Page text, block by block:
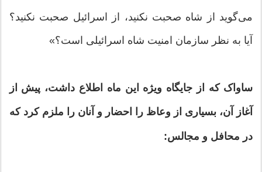
می‌گوید از شاه صحبت نکنید، از اسرائیل صحبت نکنید؟
آیا به نظر سازمان امنیت شاه اسرائیلی است؟»
ساواک که از جایگاه ویژه این ماه اطلاع داشت، پیش از
آغاز آن، بسیاری از وعاظ را احضار و آنان را ملزم کرد که
در محافل و مجالس: